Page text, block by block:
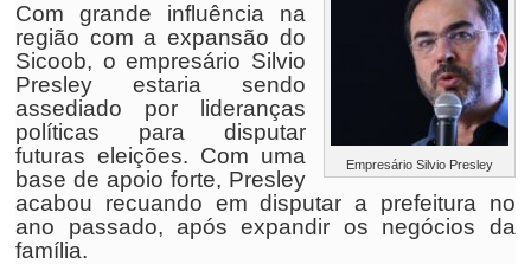
Empresário Silvio Presley
Com grande influência na
região com a expansão do
Sicoob, o empresário Silvio
Presley estaria sendo
assediado por lideranças
políticas para disputar
futuras eleições. Com uma
base de apoio forte, Presley
acabou recuando em disputar a prefeitura no
ano passado, após expandir os negócios da
família.